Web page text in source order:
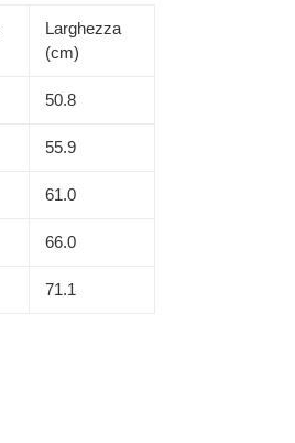
Larghezza
(cm)
50.8
55.9
61.0
66.0
71.1